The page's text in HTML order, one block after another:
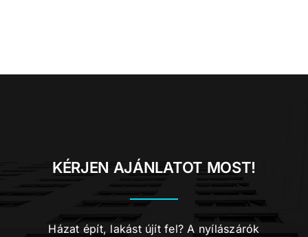
KÉRJEN AJÁNLATOT MOST!
Házat épít, lakást újít fel? A nyílászárók